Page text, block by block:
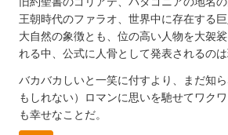
王朝時代のファラオ、世界中に存在する
大自然の象徴とも、位の高い人物を大袈
れる中、公式に人骨として発表されるの
バカバカしいと一笑に付すより、まだ知
もしれない）ロマンに思いを馳せてワク
も幸せなことだ。